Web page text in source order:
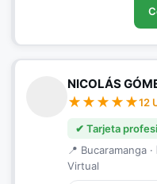
NICOLÁS
12
✔ Tarjeta
📍 Bucaramanga
Virtual